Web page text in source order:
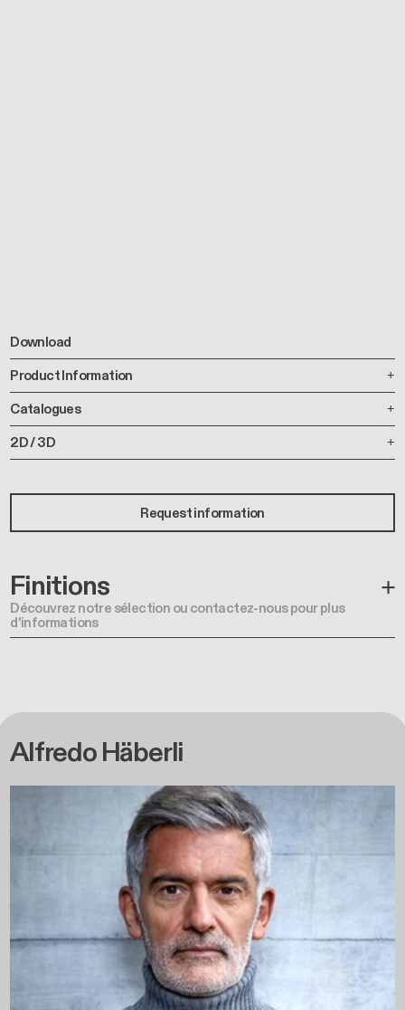
Download
Product Information
Catalogues
2D / 3D
Request information
Finitions
Découvrez notre sélection ou contactez-nous pour plus
d'informations
Alfredo Häberli